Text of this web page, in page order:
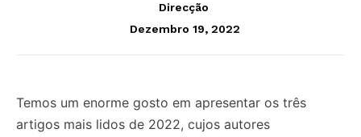
Direcção
Dezembro 19, 2022
Temos um enorme gosto em apresentar os três
artigos mais lidos de 2022, cujos autores